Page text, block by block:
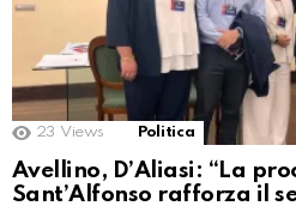
23 Views Politica
Avellino, D’Aliasi: “La
Sant’Alfonso rafforza il